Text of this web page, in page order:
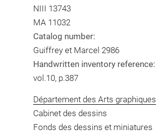
NIII 13743
MA 11032
Catalog number:
Guiffrey et Marcel 2986
Handwritten inventory reference:
vol.10, p.387
Département des Arts graphiques
Cabinet des dessins
Fonds des dessins et miniatures